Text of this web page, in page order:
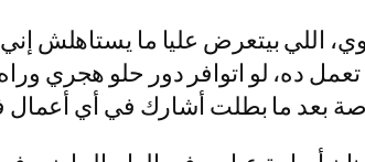
اللي بيتعرض عليا ما يستاهلش
تعمل ده، لو اتوافر دور حلو هجري
بعد ما بطلت أشارك في أي أعمال